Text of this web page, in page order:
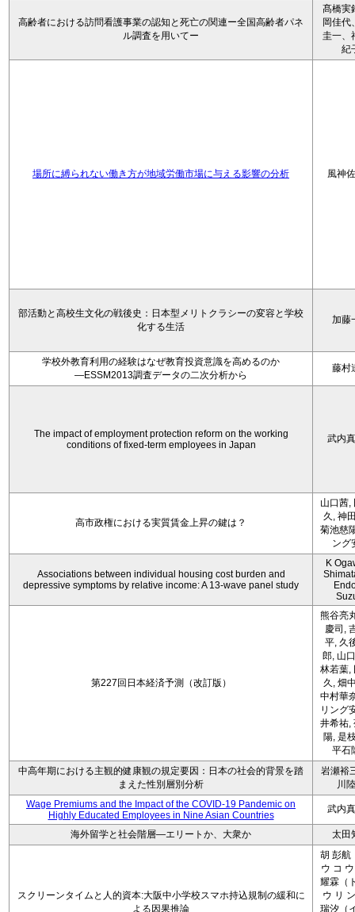
高齢者における訪問看護事業の認知と死亡の関連ー全国高齢者パネ
ル調査を用いてー
髙橋実
岡佳代
圭一、
紀
場所に縛られない働き方が地域労働市場に与える影響の分析 風神
部活動と高校生文化の戦後史：日本型メリトクラシーの変容と学校
化する生活
加藤
学校外教育利用の経験はなぜ教育投資意識を高めるのか
―ESSM2013調査データの二次分析から
藤村
The impact of employment protection reform on the working
conditions of fixed-term employees in Japan
武内
高市政権における実質賃金上昇の鍵は？
山口茜,
久, 神
菊池慈
ング
Associations between individual housing cost burden and
depressive symptoms by relative income: A 13-wave panel study
K
第227回日本経済予測（改訂版）
熊谷亮
慶司,
平, 久
郎, 山
林若葉,
久, 畑
中村華
リング
井希祐,
陽, 是
平石
中高年期における主観的健康観の規定要因：日本の社会的背景を踏
まえた性別層別分析
岩瀬裕
川
Wage Premiums and the Impact of the COVID‑19 Pandemic on
Highly Educated Employees in Nine Asian Countries
武内
海外留学と社会階層―エリートか、大衆か 太田
スクリーンタイムと人的資本:大阪中小学校スマホ持込規制の緩和に
よる因果推論
胡 彭航
ウ コ
耀霖（
ウ リ
瑞汐（